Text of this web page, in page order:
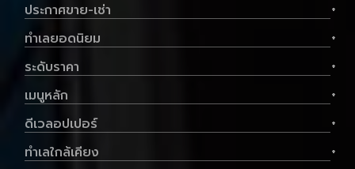
ประกาศขาย-เช่า +
ทำเลยอดนิยม +
ระดับราคา +
เมนูหลัก +
ดีเวลอปเปอร์ +
ทำเลใกล้เคียง +